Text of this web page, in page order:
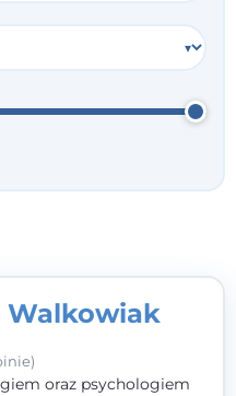
Walkowiak
oraz psychologiem